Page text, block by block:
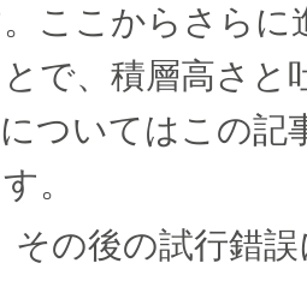
ここからさら
で、積層高さ
ついてはこの記
。
その後の試行錯